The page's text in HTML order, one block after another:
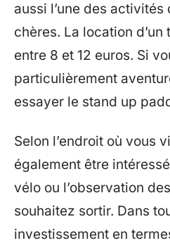
aussi l’une des
chères. La location
entre 8 et 12 euros. Si
particulièrement
essayer le stand up
Selon l’endroit où vous
également être
vélo ou l’observation
souhaitez sortir. Dans
investissement en